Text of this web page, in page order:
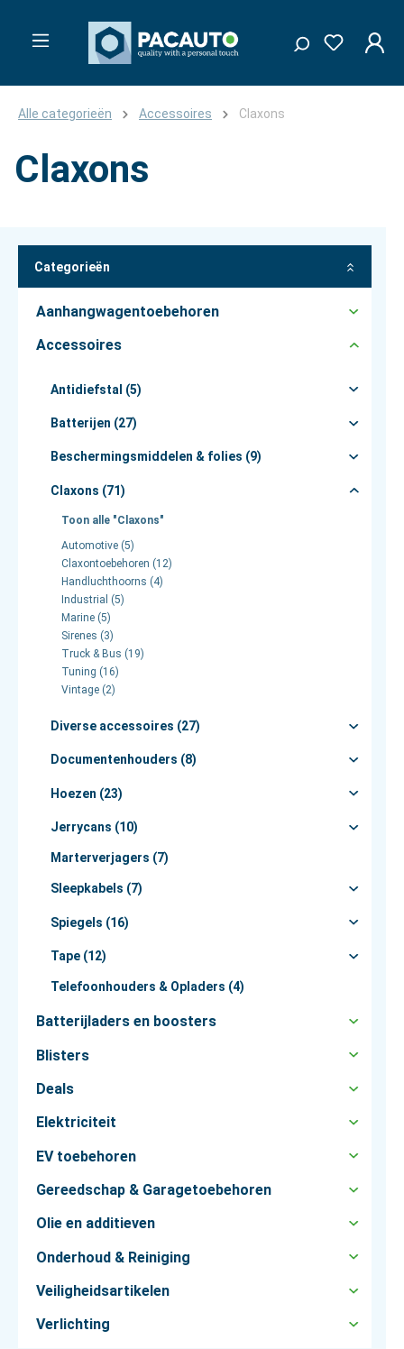
Alle categorieën Accessoires Claxons
Claxons
Categorieën
Aanhangwagentoebehoren
Accessoires
Antidiefstal (5)
Batterijen (27)
Beschermingsmiddelen & folies (9)
Claxons (71)
Toon alle "Claxons"
Automotive (5)
Claxontoebehoren (12)
Handluchthoorns (4)
Industrial (5)
Marine (5)
Sirenes (3)
Truck & Bus (19)
Tuning (16)
Vintage (2)
Diverse accessoires (27)
Documentenhouders (8)
Hoezen (23)
Jerrycans (10)
Marterverjagers (7)
Sleepkabels (7)
Spiegels (16)
Tape (12)
Telefoonhouders & Opladers (4)
Batterijladers en boosters
Blisters
Deals
Elektriciteit
EV toebehoren
Gereedschap & Garagetoebehoren
Olie en additieven
Onderhoud & Reiniging
Veiligheidsartikelen
Verlichting